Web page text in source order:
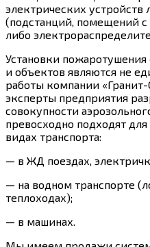
электрических устройств
(подстанций, помещений
либо
Установки
и объектов являются не
работы компании
эксперты предприятия
совокупности
превосходно подходят
видах транспорта:
— в ЖД поездах,
— на водном транспорте
теплоходах);
— в машинах.